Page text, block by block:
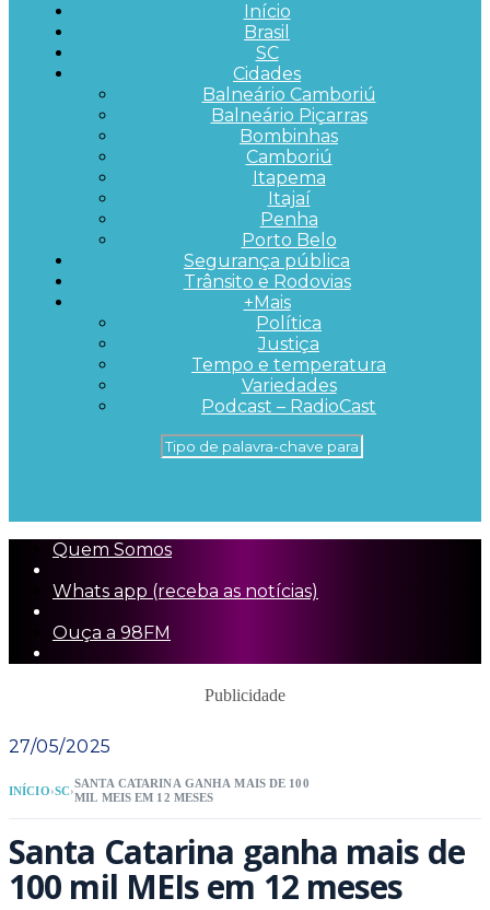
Início
Brasil
SC
Cidades
Balneário Camboriú
Balneário Piçarras
Bombinhas
Camboriú
Itapema
Itajaí
Penha
Porto Belo
Segurança pública
Trânsito e Rodovias
+Mais
Política
Justiça
Tempo e temperatura
Variedades
Podcast – RadioCast
Quem Somos
Whats app (receba as notícias)
Ouça a 98FM
Publicidade
27/05/2025
INÍCIO›SC›
SANTA CATARINA GANHA MAIS DE 100
MIL MEIS EM 12 MESES
Santa Catarina ganha mais de
100 mil MEIs em 12 meses